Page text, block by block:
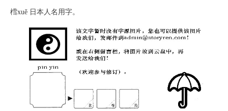
樰xuě 日本人名用字。